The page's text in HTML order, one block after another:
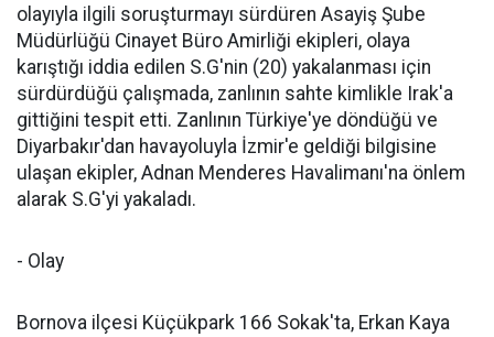
olayıyla ilgili soruşturmayı sürdüren Asayiş Şube
Müdürlüğü Cinayet Büro Amirliği ekipleri, olaya
karıştığı iddia edilen S.G'nin (20) yakalanması için
sürdürdüğü çalışmada, zanlının sahte kimlikle Irak'a
gittiğini tespit etti. Zanlının Türkiye'ye döndüğü ve
Diyarbakır'dan havayoluyla İzmir'e geldiği bilgisine
ulaşan ekipler, Adnan Menderes Havalimanı'na önlem
alarak S.G'yi yakaladı.
- Olay
Bornova ilçesi Küçükpark 166 Sokak'ta, Erkan Kaya